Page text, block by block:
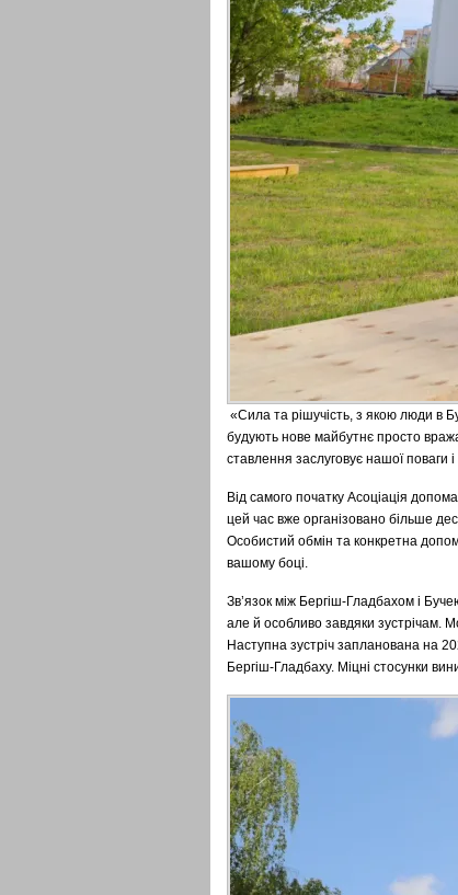
«Сила та рішучість, з якою люди в
будують нове майбутнє просто
ставлення заслуговує нашої поваги
Від самого початку Асоціація
цей час вже організовано більше
Особистий обмін та конкретна
вашому боці.
Зв’язок між Бергіш-Гладбахом і
але й особливо завдяки зустрічам.
Наступна зустріч запланована на
Бергіш-Гладбаху. Міцні стосунки